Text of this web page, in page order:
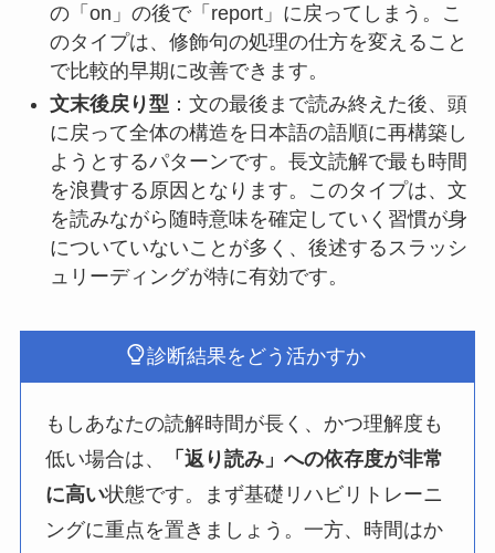
の「on」の後で「report」に戻ってしまう。こ
のタイプは、修飾句の処理の仕方を変えること
で比較的早期に改善できます。
文末後戻り型 ：文の最後まで読み終えた後、頭
に戻って全体の構造を日本語の語順に再構築し
ようとするパターンです。長文読解で最も時間
を浪費する原因となります。このタイプは、文
を読みながら随時意味を確定していく習慣が身
についていないことが多く、後述するスラッシ
ュリーディングが特に有効です。
診断結果をどう活かすか
もしあなたの読解時間が長く、かつ理解度も
低い場合は、
「返り読み」への依存度が非常
に高い状態です。まず基礎リハビリトレーニ
ングに重点を置きましょう。一方、時間はか